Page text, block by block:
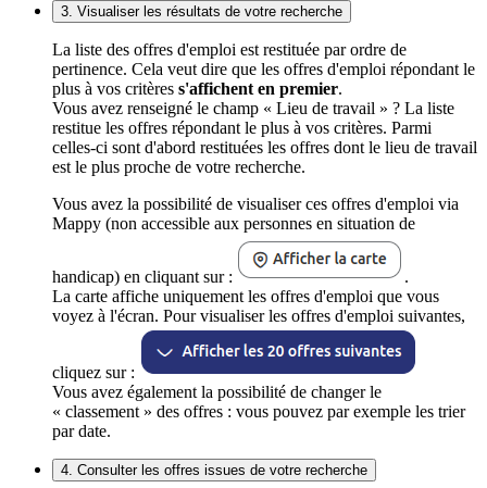
3. Visualiser les résultats de votre recherche
La liste des offres d'emploi est restituée par ordre de
pertinence. Cela veut dire que les offres d'emploi répondant le
plus à vos critères s'affichent en premier.
Vous avez renseigné le champ « Lieu de travail » ? La liste
restitue les offres répondant le plus à vos critères. Parmi
celles-ci sont d'abord restituées les offres dont le lieu de travail
est le plus proche de votre recherche.
Vous avez la possibilité de visualiser ces offres d'emploi via
Mappy (non accessible aux personnes en situation de
handicap) en cliquant sur :
.
La carte affiche uniquement les offres d'emploi que vous
voyez à l'écran. Pour visualiser les offres d'emploi suivantes,
cliquez sur :
Vous avez également la possibilité de changer le
« classement » des offres : vous pouvez par exemple les trier
par date.
4. Consulter les offres issues de votre recherche